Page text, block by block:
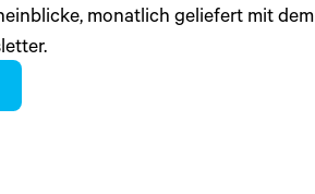
monatlich geliefert mit dem